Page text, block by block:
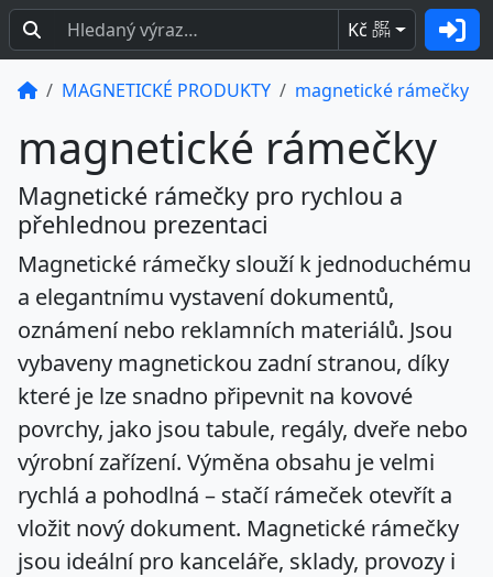
Kč BEZ
DPH
MAGNETICKÉ PRODUKTY magnetické rámečky
magnetické rámečky
Magnetické rámečky pro rychlou a
přehlednou prezentaci
Magnetické rámečky slouží k jednoduchému
a elegantnímu vystavení dokumentů,
oznámení nebo reklamních materiálů. Jsou
vybaveny magnetickou zadní stranou, díky
které je lze snadno připevnit na kovové
povrchy, jako jsou tabule, regály, dveře nebo
výrobní zařízení. Výměna obsahu je velmi
rychlá a pohodlná – stačí rámeček otevřít a
vložit nový dokument. Magnetické rámečky
jsou ideální pro kanceláře, sklady, provozy i